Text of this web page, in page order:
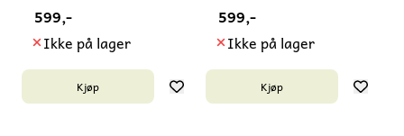
599,-
Ikke på lager
Kjøp
599,-
Ikke på lager
Kjøp